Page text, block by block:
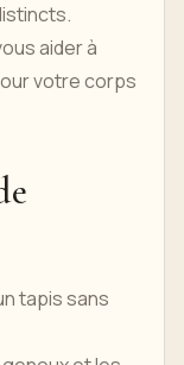
aider à
votre corps
tapis sans